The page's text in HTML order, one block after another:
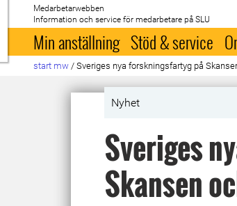
Till startsida
Medarbetarwebben
Information och service för medarbetare på SLU
Min anställning Stöd & service
start mw / Sveriges nya forskningsfartyg på
Nyhet
Sveriges
Skansen